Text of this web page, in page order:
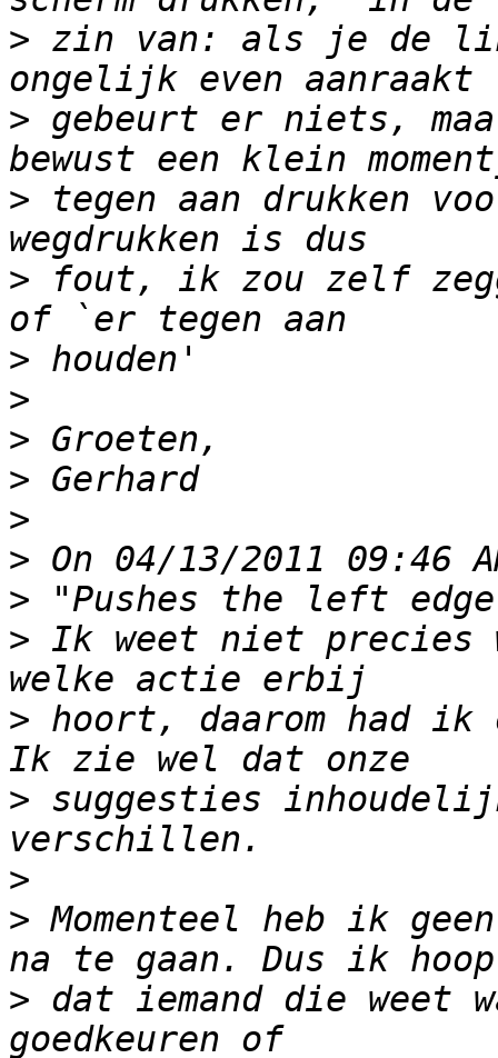
> zin van: als je de
> gebeurt er niets,
> tegen aan drukken
> fout, ik zou zelf
>
>
>
>
>
>
>
> Ik weet niet precies
> hoort, daarom had ik
> suggesties
>
> Momenteel heb ik
> dat iemand die weet